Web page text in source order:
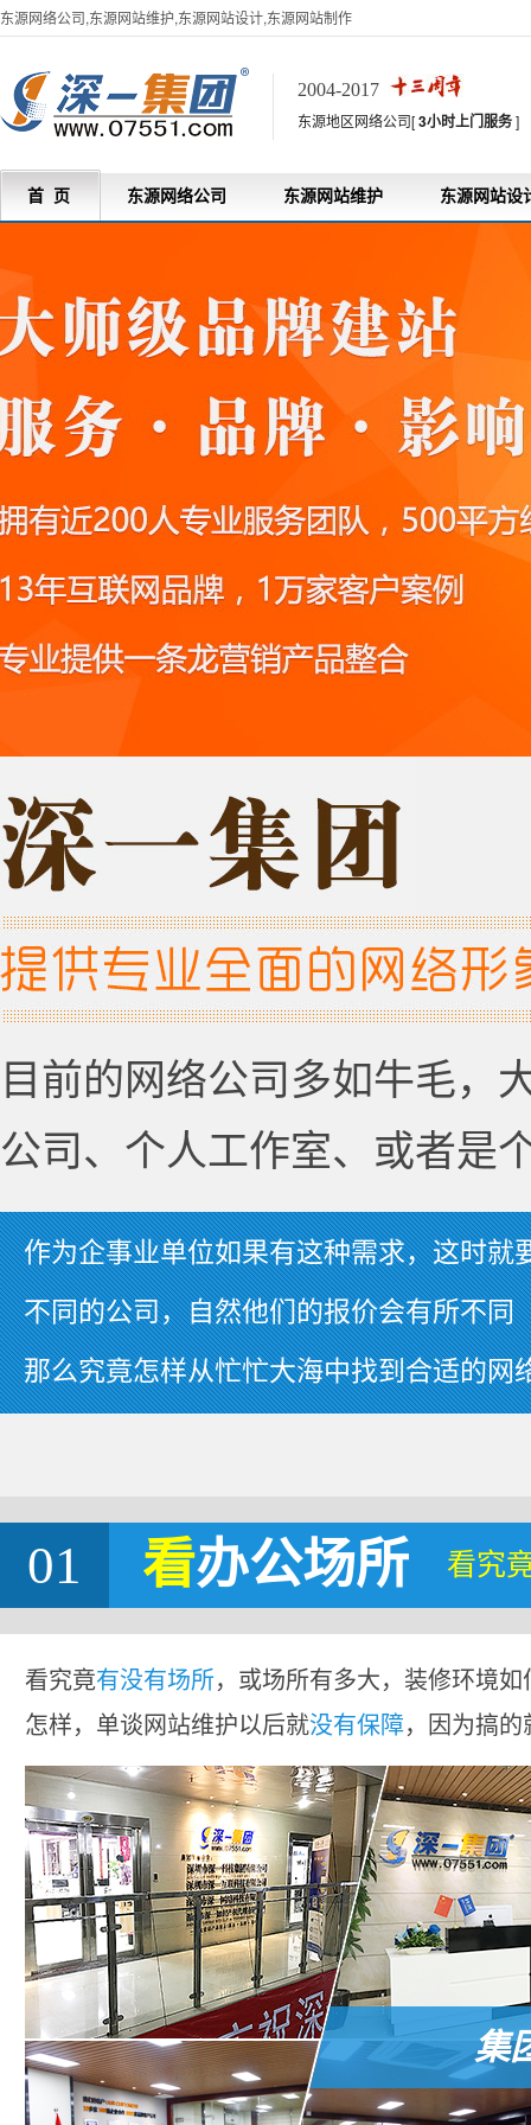
东源网络公司,东源网站维护,东源网站设计,东源网站制作
2004-2017
东源地区网络公司[3小时上门服务]
首 页 东源网络公司 东源网站维护 东源网站设
目前的网络公司多如牛毛，
公司、个人工作室、或者是
作为企事业单位如果有这种需求，这时就
不同的公司，自然他们的报价会有所不同
那么究竟怎样从忙忙大海中找到合适的网
01 看办公场所 看究
看究竟有没有场所，或场所有多大，装修环境
怎样，单谈网站维护以后就没有保障，因为搞
集